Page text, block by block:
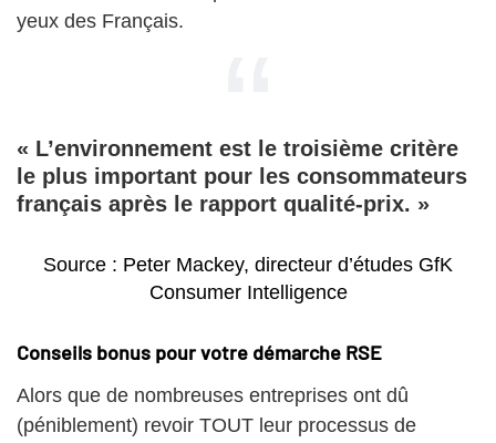
yeux des Français.
« L’environnement est le troisième critère
le plus important pour les consommateurs
français après le rapport qualité-prix. »
Source : Peter Mackey, directeur d’études GfK
Consumer Intelligence
Conseils bonus pour votre démarche RSE
Alors que de nombreuses entreprises ont dû
(péniblement) revoir TOUT leur processus de